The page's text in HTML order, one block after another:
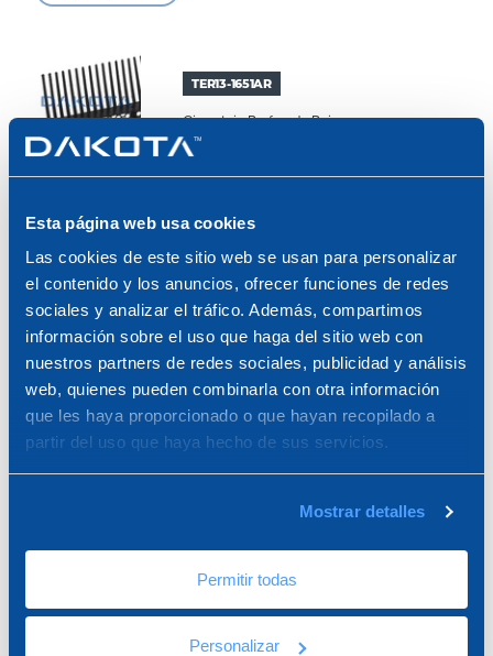
Esta página web usa cookies
Las cookies de este sitio web se usan para personalizar
el contenido y los anuncios, ofrecer funciones de redes
sociales y analizar el tráfico. Además, compartimos
información sobre el uso que haga del sitio web con
nuestros partners de redes sociales, publicidad y análisis
web, quienes pueden combinarla con otra información
que les haya proporcionado o que hayan recopilado a
partir del uso que haya hecho de sus servicios.
Mostrar detalles
Permitir todas
Personalizar
TER13-1651AR
Cierrateja Perforado Rojo
mm
Cierrateja Perforado Negro
1.000 x 25 + 55
mm
¿NECESITA ASISTENCIA
PARA EL PRODUCTO?